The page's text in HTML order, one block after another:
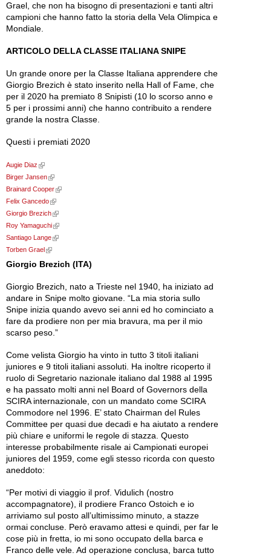
Grael, che non ha bisogno di presentazioni e tanti altri
campioni che hanno fatto la storia della Vela Olimpica e
Mondiale.
ARTICOLO DELLA CLASSE ITALIANA SNIPE
Un grande onore per la Classe Italiana apprendere che
Giorgio Brezich è stato inserito nella Hall of Fame, che
per il 2020 ha premiato 8 Snipisti (10 lo scorso anno e
5 per i prossimi anni) che hanno contribuito a rendere
grande la nostra Classe.
Questi i premiati 2020
Augie Diaz
External Links icon
Birger Jansen
External Links icon
Brainard Cooper
External Links icon
Felix Gancedo
External Links icon
Giorgio Brezich
External Links icon
Roy Yamaguchi
External Links icon
Santiago Lange
External Links icon
Torben Grael
External Links icon
Giorgio Brezich (ITA)
Giorgio Brezich, nato a Trieste nel 1940, ha iniziato ad
andare in Snipe molto giovane. “La mia storia sullo
Snipe inizia quando avevo sei anni ed ho cominciato a
fare da prodiere non per mia bravura, ma per il mio
scarso peso.”
Come velista Giorgio ha vinto in tutto 3 titoli italiani
juniores e 9 titoli italiani assoluti. Ha inoltre ricoperto il
ruolo di Segretario nazionale italiano dal 1988 al 1995
e ha passato molti anni nel Board of Governors della
SCIRA internazionale, con un mandato come SCIRA
Commodore nel 1996. E’ stato Chairman del Rules
Committee per quasi due decadi e ha aiutato a rendere
più chiare e uniformi le regole di stazza. Questo
interesse probabilmente risale ai Campionati europei
juniores del 1959, come egli stesso ricorda con questo
aneddoto:
“Per motivi di viaggio il prof. Vidulich (nostro
accompagnatore), il prodiere Franco Ostoich e io
arriviamo sul posto all’ultimissimo minuto, a stazze
ormai concluse. Però eravamo attesi e quindi, per far le
cose più in fretta, io mi sono occupato della barca e
Franco delle vele. Ad operazione conclusa, barca tutto